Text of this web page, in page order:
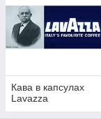
Кава в капсулах
Lavazza